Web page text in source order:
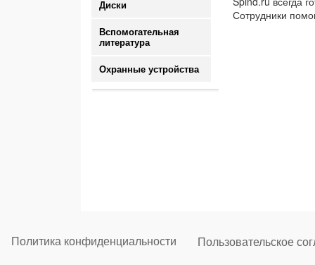
Диски
Вспомогательная
литература
Охранные устройства
Сотрудники
Политика конфиденциальности Пользовательское